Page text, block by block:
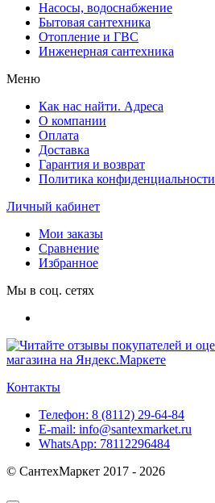
Насосы, водоснабжение
Бытовая сантехника
Отопление и ГВС
Инженерная сантехника
Меню
Как нас найти. Адреса
О компании
Оплата
Доставка
Гарантия и возврат
Политика конфиденциальности
Личный кабинет
Мои заказы
Сравнение
Избранное
Мы в соц. сетях
Контакты
Телефон: 8 (8112) 29-64-84
E-mail: info@santexmarket.ru
WhatsApp: 78112296484
© СантехМаркет 2017 - 2026